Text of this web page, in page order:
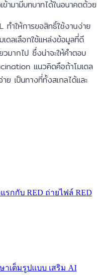
ามามีบทบาทได้ในอนาคตด้วย
ทำให้การขอสิทธิ์ใช้งานง่าย
ดลเลือกใช้แหล่งข้อมูลที่ดี
วมากไป ซึ่งน่าจะให้คำตอบ
แนวคิดคือถ้าโมเดล
ย เป็นทางที่ทั้งสเกลได้และ
รกกับ RED ถ่ายไฟล์ RED
าเต็มรูปแบบ เสริม AI